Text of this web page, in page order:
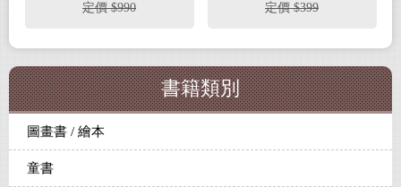
定價 $990
定價 $399
書籍類別
圖畫書 / 繪本
童書